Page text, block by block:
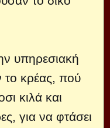
υπηρεσιακή
το κρέας, πού
κιλά και
για να φτάσει